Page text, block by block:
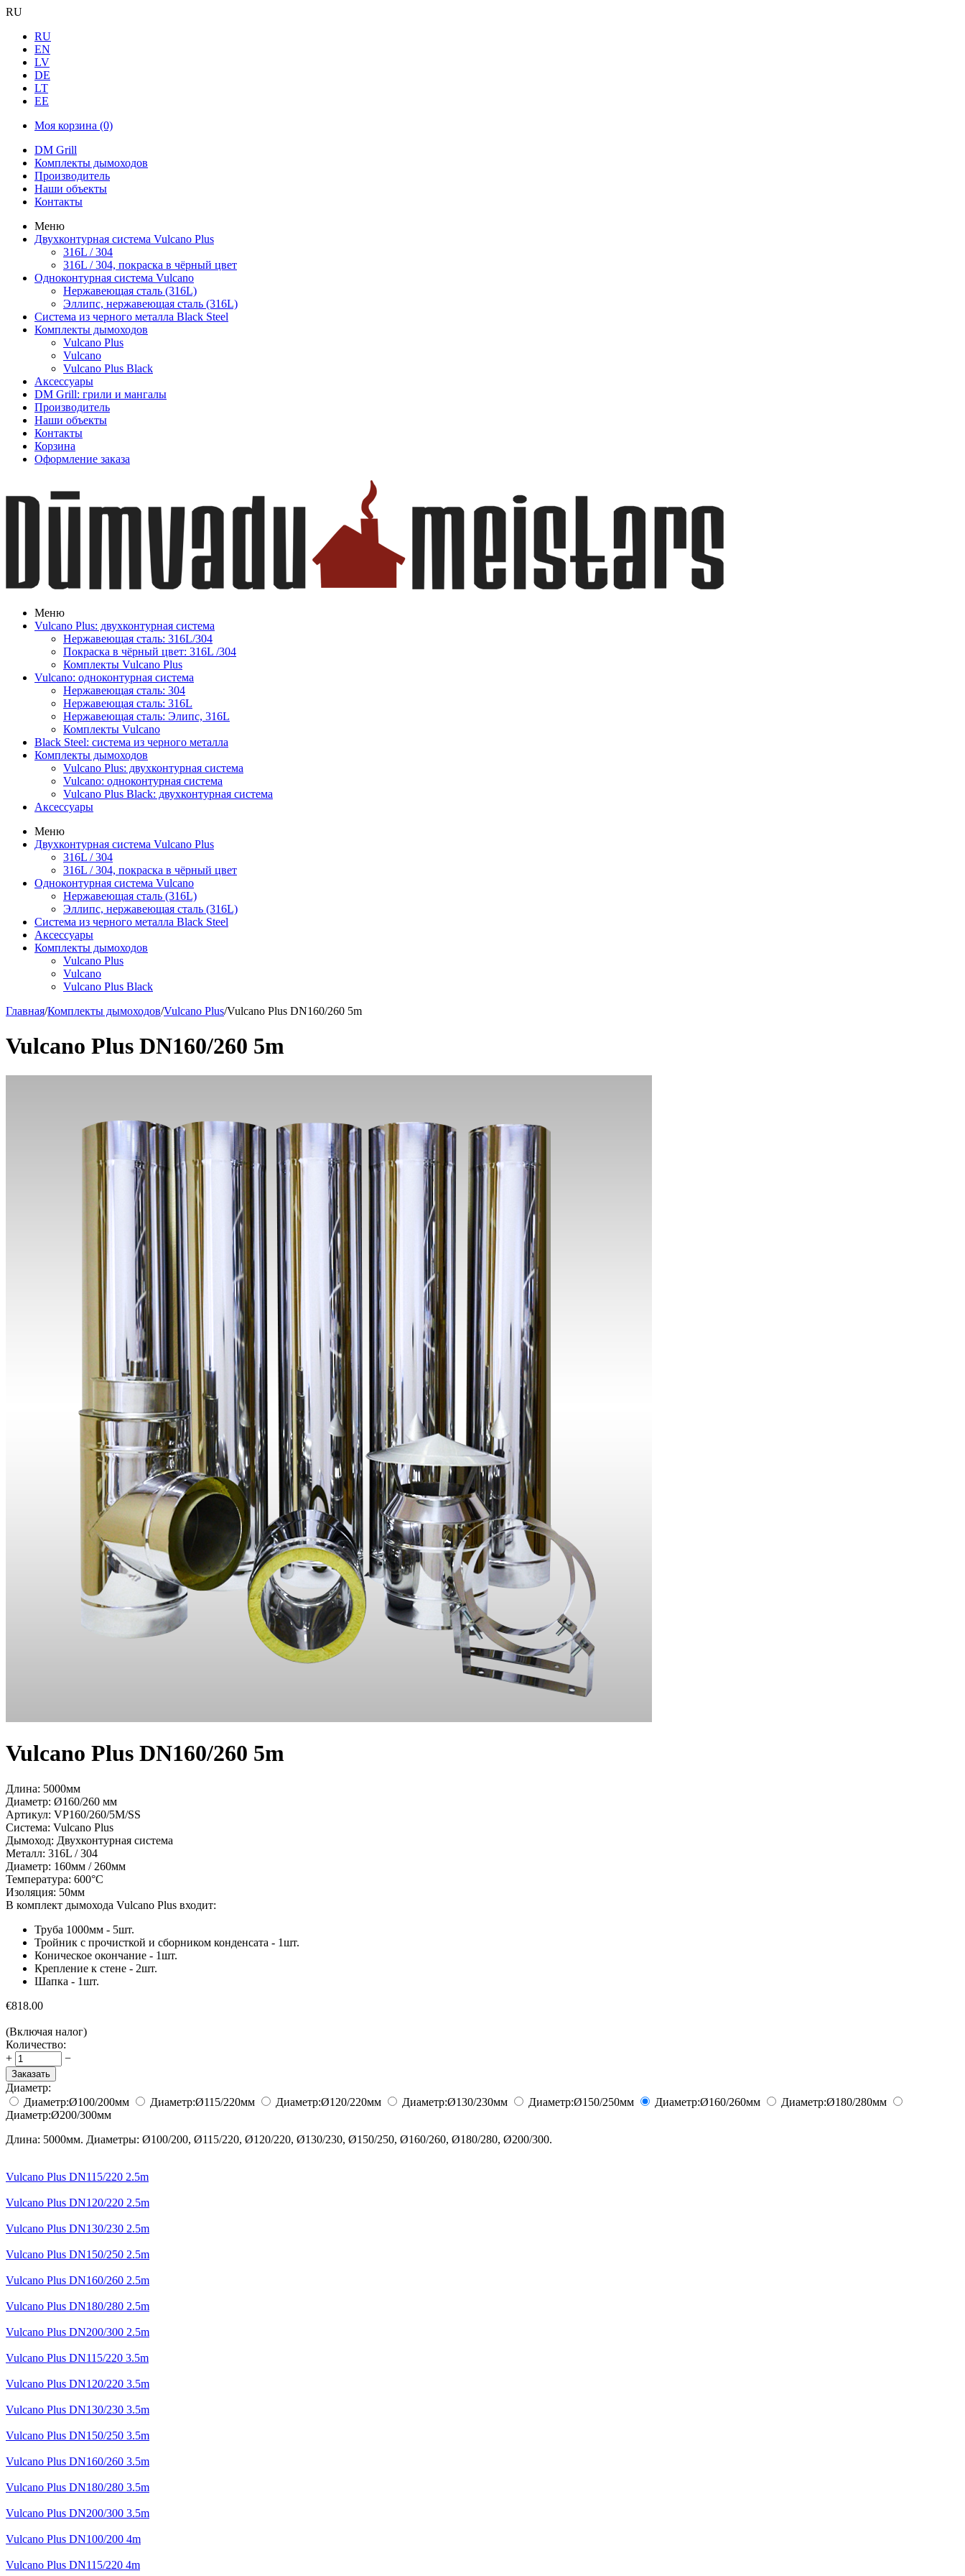
RU
RU
EN
LV
DE
LT
EE
Моя корзина (0)
DM Grill
Комплекты дымоходов
Производитель
Наши объекты
Контакты
Меню
Двухконтурная система Vulcano Plus
316L / 304
316L / 304, покраска в чёрный цвет
Одноконтурная система Vulcano
Нержавеющая сталь (316L)
Эллипс, нержавеющая сталь (316L)
Система из черного металла Black Steel
Комплекты дымоходов
Vulcano Plus
Vulcano
Vulcano Plus Black
Аксессуары
DM Grill: грили и мангалы
Производитель
Наши объекты
Контакты
Корзина
Оформление заказа
Меню
Vulcano Plus: двухконтурная система
Нержавеющая сталь: 316L/304
Покраска в чёрный цвет: 316L /304
Комплекты Vulcano Plus
Vulcano: одноконтурная система
Нержавеющая сталь: 304
Нержавеющая сталь: 316L
Нержавеющая сталь: Элипс, 316L
Комплекты Vulcano
Black Steel: система из черного металла
Комплекты дымоходов
Vulcano Plus: двухконтурная система
Vulcano: одноконтурная система
Vulcano Plus Black: двухконтурная система
Аксессуары
Меню
Двухконтурная система Vulcano Plus
316L / 304
316L / 304, покраска в чёрный цвет
Одноконтурная система Vulcano
Нержавеющая сталь (316L)
Эллипс, нержавеющая сталь (316L)
Система из черного металла Black Steel
Аксессуары
Комплекты дымоходов
Vulcano Plus
Vulcano
Vulcano Plus Black
Главная/Комплекты дымоходов/Vulcano Plus/Vulcano Plus DN160/260 5m
Vulcano Plus DN160/260 5m
Vulcano Plus DN160/260 5m
Длина: 5000мм
Диаметр: Ø160/260 мм
Артикул: VP160/260/5M/SS
Система: Vulcano Plus
Дымоход: Двухконтурная система
Металл: 316L / 304
Диаметр: 160мм / 260мм
Температура: 600°С
Изоляция: 50мм
В комплект дымохода Vulcano Plus входит:
Труба 1000мм - 5шт.
Тройник с прочисткой и сборником конденсата - 1шт.
Коническое окончание - 1шт.
Крепление к стене - 2шт.
Шапка - 1шт.
€818.00
(Включая налог)
Количество:
+
−
Заказать
Диаметр:
Диаметр:Ø100/200мм Диаметр:Ø115/220мм Диаметр:Ø120/220мм Диаметр:Ø130/230мм Диаметр:Ø150/250мм Диаметр:Ø160/260мм Диаметр:Ø180/280мм
Диаметр:Ø200/300мм
Длина: 5000мм. Диаметры: Ø100/200, Ø115/220, Ø120/220, Ø130/230, Ø150/250, Ø160/260, Ø180/280, Ø200/300.
Vulcano Plus DN115/220 2.5m
Vulcano Plus DN120/220 2.5m
Vulcano Plus DN130/230 2.5m
Vulcano Plus DN150/250 2.5m
Vulcano Plus DN160/260 2.5m
Vulcano Plus DN180/280 2.5m
Vulcano Plus DN200/300 2.5m
Vulcano Plus DN115/220 3.5m
Vulcano Plus DN120/220 3.5m
Vulcano Plus DN130/230 3.5m
Vulcano Plus DN150/250 3.5m
Vulcano Plus DN160/260 3.5m
Vulcano Plus DN180/280 3.5m
Vulcano Plus DN200/300 3.5m
Vulcano Plus DN100/200 4m
Vulcano Plus DN115/220 4m